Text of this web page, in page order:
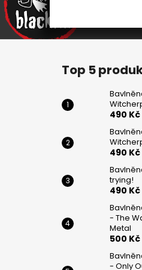
Top 5
490 Kč
490 Kč
trying!
490 Kč
- The
Metal
500 Kč
- Only